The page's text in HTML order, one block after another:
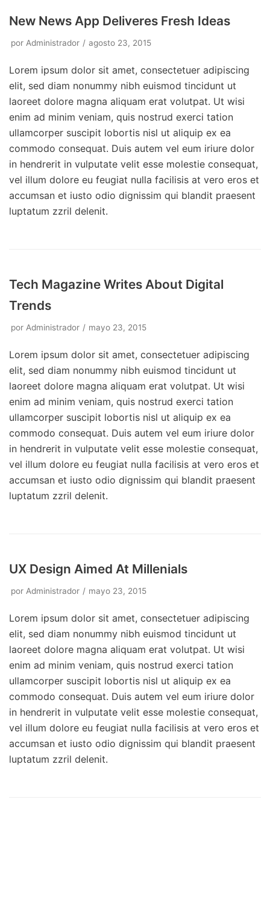
New News App Deliveres Fresh Ideas
por Administrador agosto 23, 2015
Lorem ipsum dolor sit amet, consectetuer adipiscing
elit, sed diam nonummy nibh euismod tincidunt ut
laoreet dolore magna aliquam erat volutpat. Ut wisi
enim ad minim veniam, quis nostrud exerci tation
ullamcorper suscipit lobortis nisl ut aliquip ex ea
commodo consequat. Duis autem vel eum iriure dolor
in hendrerit in vulputate velit esse molestie consequat,
vel illum dolore eu feugiat nulla facilisis at vero eros et
accumsan et iusto odio dignissim qui blandit praesent
luptatum zzril delenit.
Tech Magazine Writes About Digital
Trends
por Administrador mayo 23, 2015
Lorem ipsum dolor sit amet, consectetuer adipiscing
elit, sed diam nonummy nibh euismod tincidunt ut
laoreet dolore magna aliquam erat volutpat. Ut wisi
enim ad minim veniam, quis nostrud exerci tation
ullamcorper suscipit lobortis nisl ut aliquip ex ea
commodo consequat. Duis autem vel eum iriure dolor
in hendrerit in vulputate velit esse molestie consequat,
vel illum dolore eu feugiat nulla facilisis at vero eros et
accumsan et iusto odio dignissim qui blandit praesent
luptatum zzril delenit.
UX Design Aimed At Millenials
por Administrador mayo 23, 2015
Lorem ipsum dolor sit amet, consectetuer adipiscing
elit, sed diam nonummy nibh euismod tincidunt ut
laoreet dolore magna aliquam erat volutpat. Ut wisi
enim ad minim veniam, quis nostrud exerci tation
ullamcorper suscipit lobortis nisl ut aliquip ex ea
commodo consequat. Duis autem vel eum iriure dolor
in hendrerit in vulputate velit esse molestie consequat,
vel illum dolore eu feugiat nulla facilisis at vero eros et
accumsan et iusto odio dignissim qui blandit praesent
luptatum zzril delenit.